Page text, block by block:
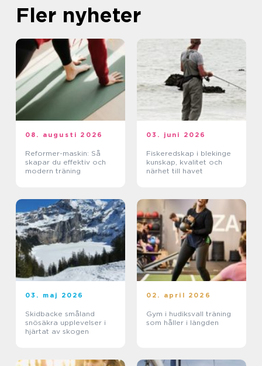
Fler nyheter
08. augusti 2026
Reformer-maskin: Så
skapar du effektiv och
modern träning
03. juni 2026
Fiskeredskap i blekinge
kunskap, kvalitet och
närhet till havet
03. maj 2026
Skidbacke småland
snösäkra upplevelser i
hjärtat av skogen
02. april 2026
Gym i hudiksvall träning
som håller i längden